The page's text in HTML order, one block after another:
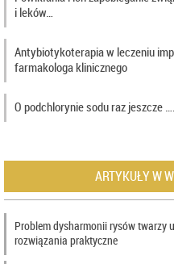
i leków…
Antybiotykoterapia w leczeniu
farmakologa klinicznego
O podchlorynie sodu raz jeszcze ….
ARTYKUŁY W
Problem dysharmonii rysów twarzy
rozwiązania praktyczne